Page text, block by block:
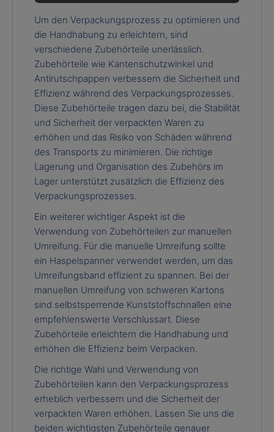
Um den Verpackungsprozess zu optimieren und
die Handhabung zu erleichtern, sind
verschiedene Zubehörteile unerlässlich.
Zubehörteile wie Kantenschutzwinkel und
Antirutschpappen verbessern die Sicherheit und
Effizienz während des Verpackungsprozesses.
Diese Zubehörteile tragen dazu bei, die Stabilität
und Sicherheit der verpackten Waren zu
erhöhen und das Risiko von Schäden während
des Transports zu minimieren. Die richtige
Lagerung und Organisation des Zubehörs im
Lager unterstützt zusätzlich die Effizienz des
Verpackungsprozesses.
Ein weiterer wichtiger Aspekt ist die
Verwendung von Zubehörteilen zur manuellen
Umreifung. Für die manuelle Umreifung sollte
ein Haspelspanner verwendet werden, um das
Umreifungsband effizient zu spannen. Bei der
manuellen Umreifung von schweren Kartons
sind selbstsperrende Kunststoffschnallen eine
empfehlenswerte Verschlussart. Diese
Zubehörteile erleichtern die Handhabung und
erhöhen die Effizienz beim Verpacken.
Die richtige Wahl und Verwendung von
Zubehörteilen kann den Verpackungsprozess
erheblich verbessern und die Sicherheit der
verpackten Waren erhöhen. Lassen Sie uns die
beiden wichtigsten Zubehörteile genauer